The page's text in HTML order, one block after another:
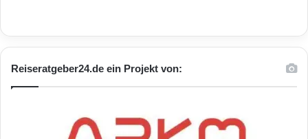
Reiseratgeber24.de ein Projekt von: